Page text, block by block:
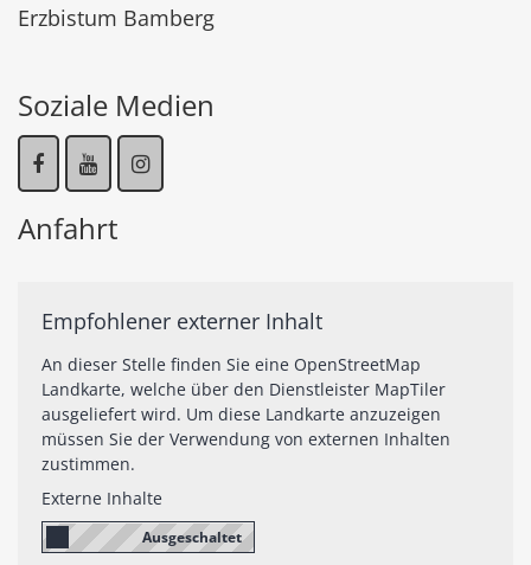
Erzbistum Bamberg
Soziale Medien
Anfahrt
Empfohlener externer Inhalt
An dieser Stelle finden Sie eine OpenStreetMap
Landkarte, welche über den Dienstleister MapTiler
ausgeliefert wird. Um diese Landkarte anzuzeigen
müssen Sie der Verwendung von externen Inhalten
zustimmen.
Externe Inhalte